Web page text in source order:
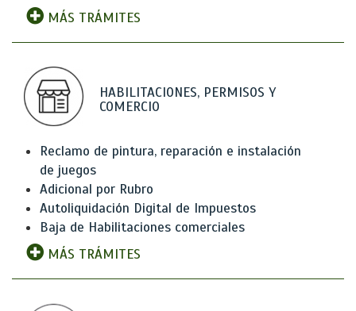
MÁS TRÁMITES
HABILITACIONES, PERMISOS Y
COMERCIO
Reclamo de pintura, reparación e instalación
de juegos
Adicional por Rubro
Autoliquidación Digital de Impuestos
Baja de Habilitaciones comerciales
MÁS TRÁMITES